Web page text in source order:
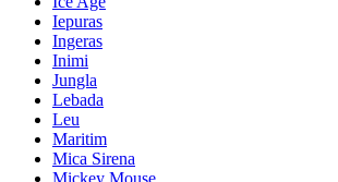
Iepuras
Ingeras
Inimi
Jungla
Lebada
Leu
Maritim
Mica Sirena